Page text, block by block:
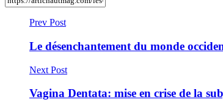
Prev Post
Le désenchantement du monde
Next Post
Vagina Dentata: mise en crise de la